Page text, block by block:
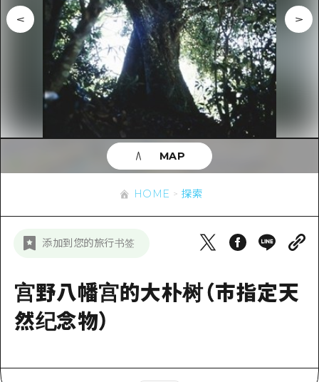
列表
推荐
艺术
美食·酒水
骑自行车
夜晚生活
世界遗产
学习·体验
历史·文化
示范行程
列表
Dive!Hiroshima官方向导
广岛随意旅行
广岛市内
美北
宫岛周边
东山口
探索
列表
广岛市内
安艺
答對了
美北
艺北
东山口
爱媛
活动
应时信息
有用的信息
次要流量摘要
设施拥堵
行李寄存和运送服务
新闻
HOME 探索
添加到您的旅行书签
宫野八幡宫的大朴树（市指定天
然纪念物）
MAP